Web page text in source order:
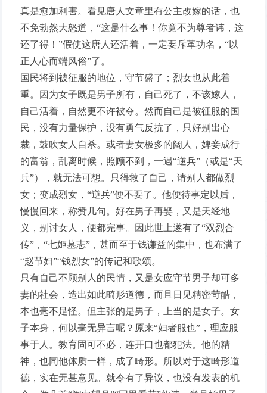
真是愈加利害。看见唐人文章里有公主改嫁的话，也
不免勃然大怒道，“这是什么事！你竟不为尊者讳，这
还了得！”假使这唐人还活着，一定要斥革功名，“以
正人心而端风俗”了。
国民将到被征服的地位，守节盛了；烈女也从此着
重。因为女子既是男子所有，自己死了，不该嫁人，
自己活着，自然更不许被夺。然而自己是被征服的国
民，没有力量保护，没有勇气反抗了，只好别出心
裁，鼓吹女人自杀。或者妻女极多的阔人，婢妾成行
的富翁，乱离时候，照顾不到，一遇“逆兵”（或是“天
兵”），就无法可想。只得救了自己，请别人都做烈
女；变成烈女，“逆兵”便不要了。他便待事定以后，
慢慢回来，称赞几句。好在男子再娶，又是天经地
义，别讨女人，便都完事。因此世上遂有了“双烈合
传”，“七姬墓志”，甚而至于钱谦益的集中，也布满了
“赵节妇”“钱烈女”的传记和歌颂。
只有自己不顾别人的民情，又是女应守节男子却可多
妻的社会，造出如此畸形道德，而且日见精密苛酷，
本也毫不足怪。但主张的是男子，上当的是女子。女
子本身，何以毫无异言呢？原来“妇者服也”，理应服
事于人。教育固可不必，连开口也都犯法。他的精
神，也同他体质一样，成了畸形。所以对于这畸形道
德，实在无甚意见。就令有了异议，也没有发表的机